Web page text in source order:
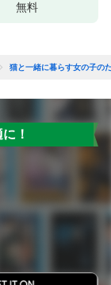
無料
猫と一緒に暮らす女の子の
！